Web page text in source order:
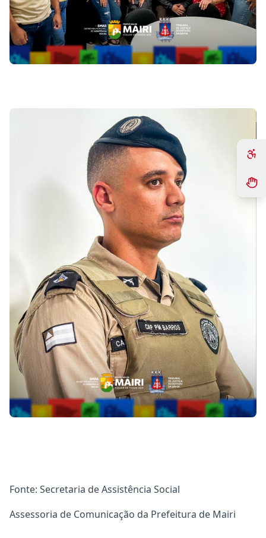
Fonte: Secretaria de Assistência Social
Assessoria de Comunicação da Prefeitura de Mairi